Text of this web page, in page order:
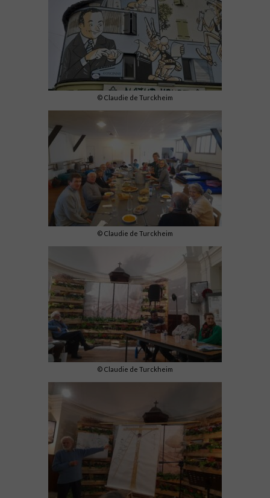
© Claudie de Turckheim
© Claudie de Turckheim
© Claudie de Turckheim